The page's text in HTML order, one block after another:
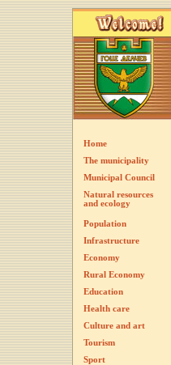
Home
The municipality
Municipal Council
Natural resources
and ecology
Population
Infrastructure
Economy
Rural Economy
Education
Health care
Culture and art
Tourism
Sport